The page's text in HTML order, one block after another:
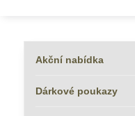
Akční nabídka
Dárkové poukazy